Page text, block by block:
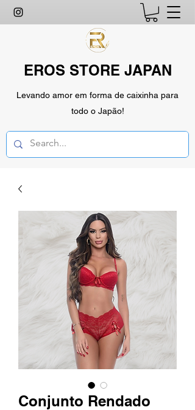
EROS STORE JAPAN
Levando amor em forma de caixinha para
todo o Japão!
Conjunto Rendado